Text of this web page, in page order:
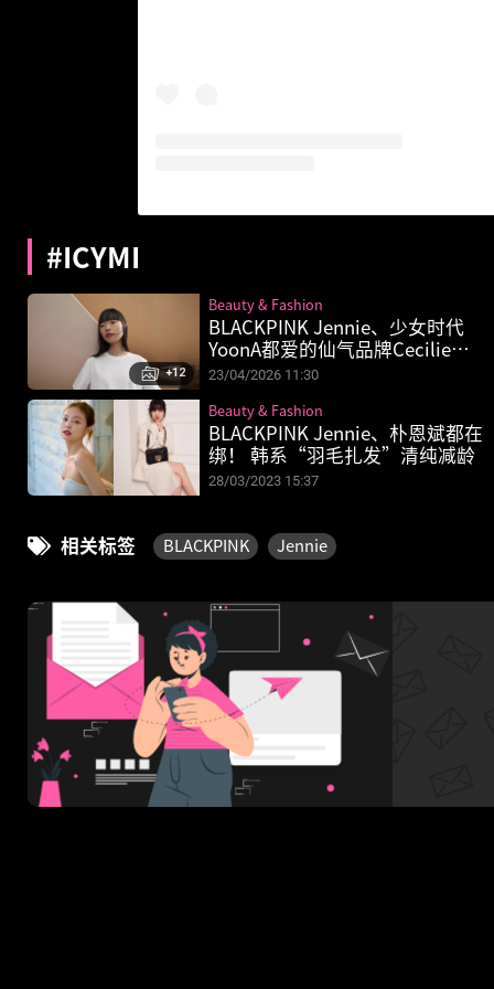
#ICYMI
BLACKPINK Jennie、少女时代
YoonA都爱的仙气品牌Cecilie
Bahnsen联名UNIQLO，浪漫到想
Beauty & Fashion
23/04/2026 11:30
+12
BLACKPINK Jennie、朴恩斌都在
绑！ 韩系“羽毛扎发”清纯减龄
Beauty & Fashion
28/03/2023 15:37
相关标签 BLACKPINK Jennie